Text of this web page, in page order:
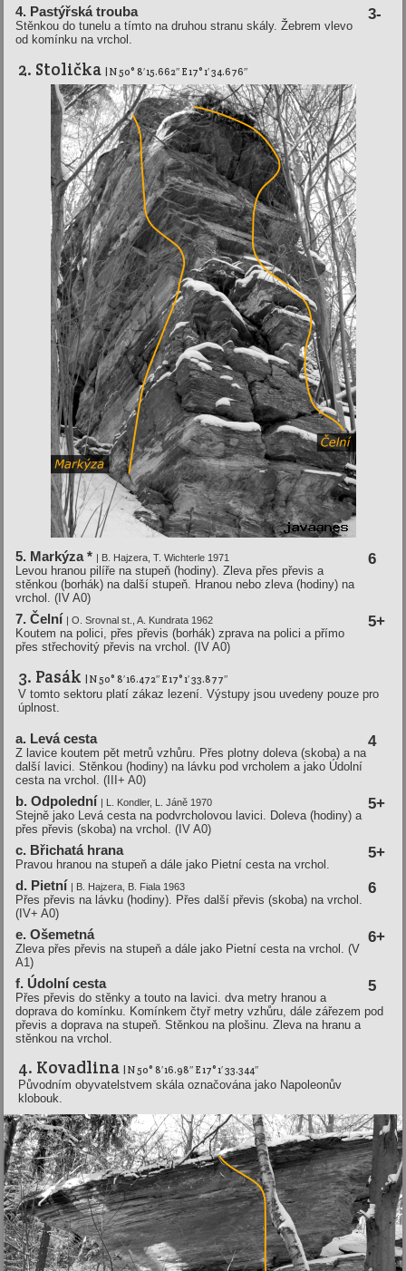
4. Pastýřská trouba 3-
Stěnkou do tunelu a tímto na druhou stranu skály. Žebrem vlevo
od komínku na vrchol.
2. Stolička | N 50° 8′ 15.662″ E 17° 1′ 34.676″
5. Markýza * | B. Hajzera, T. Wichterle 1971 6
Levou hranou pilíře na stupeň (hodiny). Zleva přes převis a
stěnkou (borhák) na další stupeň. Hranou nebo zleva (hodiny) na
vrchol. (IV A0)
7. Čelní­ | O. Srovnal st., A. Kundrata 1962 5+
Koutem na polici, přes převis (borhák) zprava na polici a přímo
přes střechovitý převis na vrchol. (IV A0)
3. Pasák | N 50° 8′ 16.472″ E 17° 1′ 33.877″
V tomto sektoru platí zákaz lezení. Výstupy jsou uvedeny pouze pro
úplnost.
a. Levá cesta 4
Z lavice koutem pět metrů vzhůru. Přes plotny doleva (skoba) a na
další lavici. Stěnkou (hodiny) na lávku pod vrcholem a jako Údolní
cesta na vrchol. (III+ A0)
b. Odpolední­ | L. Kondler, L. Jáně 1970 5+
Stejně jako Levá cesta na podvrcholovou lavici. Doleva (hodiny) a
přes převis (skoba) na vrchol. (IV A0)
c. Břichatá hrana 5+
Pravou hranou na stupeň a dále jako Pietní cesta na vrchol.
d. Pietní­ | B. Hajzera, B. Fiala 1963 6
Přes převis na lávku (hodiny). Přes další převis (skoba) na vrchol.
(IV+ A0)
e. Ošemetná 6+
Zleva přes převis na stupeň a dále jako Pietní cesta na vrchol. (V
A1)
f. Údolní­ cesta 5
Přes převis do stěnky a touto na lavici. dva metry hranou a
doprava do komínku. Komínkem čtyř metry vzhůru, dále zářezem pod
převis a doprava na stupeň. Stěnkou na plošinu. Zleva na hranu a
stěnkou na vrchol.
4. Kovadlina | N 50° 8′ 16.98″ E 17° 1′ 33.344″
Původním obyvatelstvem skála označována jako Napoleonův
klobouk.